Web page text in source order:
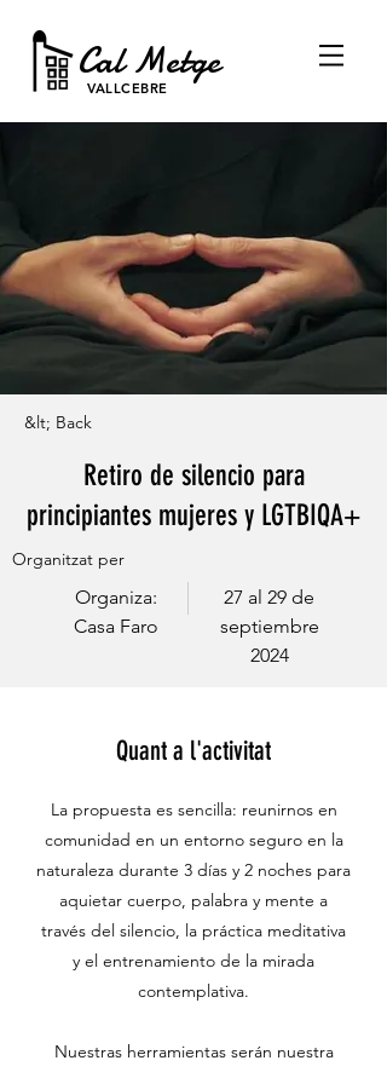
Cal Metge
VALLCEBRE
&lt; Back
Retiro de silencio para
principiantes mujeres y LGTBIQA+
Organitzat per
Organiza:
Casa Faro
27 al 29 de
septiembre
2024
Quant a l'activitat
La propuesta es sencilla: reunirnos en
comunidad en un entorno seguro en la
naturaleza durante 3 días y 2 noches para
aquietar cuerpo, palabra y mente a
través del silencio, la práctica meditativa
y el entrenamiento de la mirada
contemplativa.
Nuestras herramientas serán nuestra